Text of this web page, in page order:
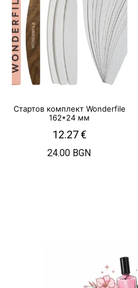
Стартов комплект Wonderfile
162*24 мм
12.27€
24.00 BGN